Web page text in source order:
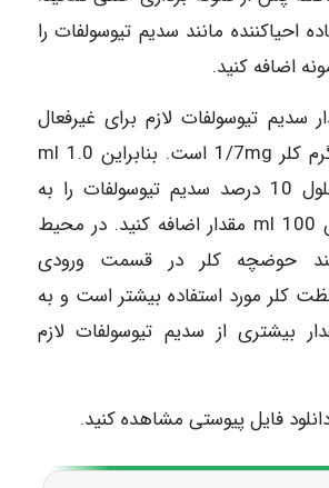
احیاکننده مانند سدیم تیوسولفات را
اضافه کنید.
سدیم تیوسولفات لازم برای غیرفعال
سازی یک میلی گرم کلر 1/7mg است. بنابراین ml 1.0
(دو قطره) از محلول 10 درصد سدیم تیوسولفات را به
ظروف با گنجایش ml 100 مقدار اضافه کنید. در محیط
حوضچه کلر در قسمت ورودی
کلر مورد استفاده بیشتر است و به
بیشتری از سدیم تیوسولفات لازم
فایل پیوستی مشاهده کنید.